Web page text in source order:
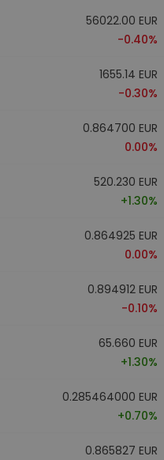
56022.00 EUR
-0.40%
1655.14 EUR
-0.30%
0.864700 EUR
0.00%
520.230 EUR
+1.30%
0.864925 EUR
0.00%
0.894912 EUR
-0.10%
65.660 EUR
+1.30%
0.285464000 EUR
+0.70%
0.865827 EUR